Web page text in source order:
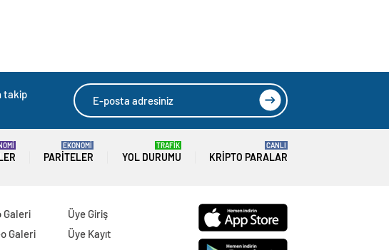
takip
PARITELER
EKONOMİ
YOL DURUMU
TRAFİK
KRIPTO PARALAR
CANLI
Galeri
Galeri
Üye Giriş
Üye Kayıt